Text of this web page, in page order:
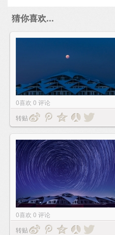
猜你喜欢...
0喜欢 0 评论
转贴
0喜欢 0 评论
转贴